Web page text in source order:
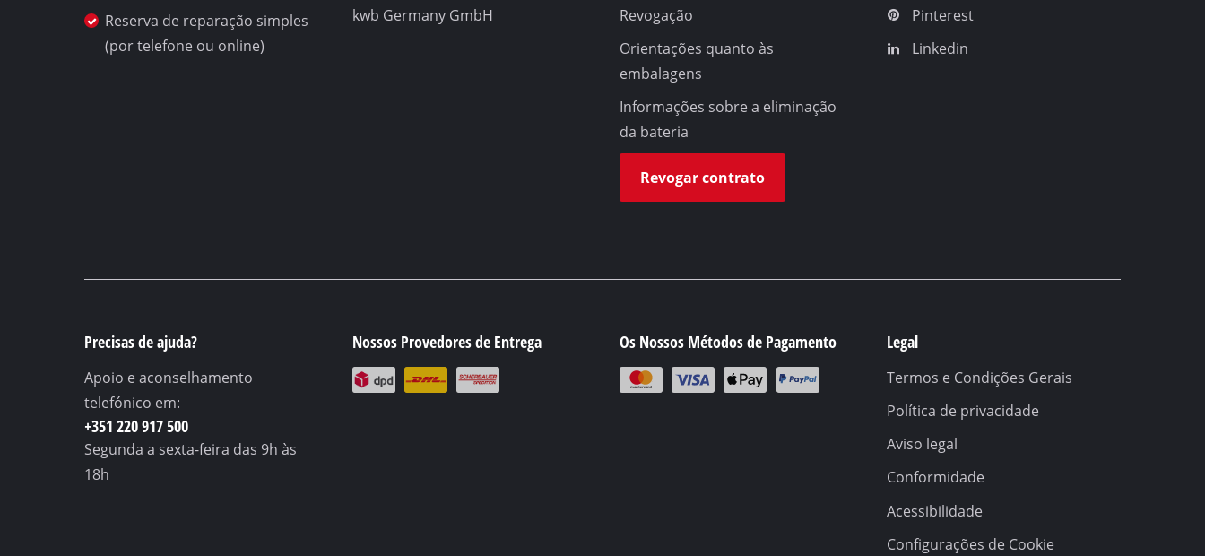
Reserva de reparação simples
(por telefone ou online)
kwb Germany GmbH
Revogação
Orientações quanto às
embalagens
Informações sobre a eliminação
da bateria
Revogar contrato
Pinterest
Linkedin
Precisas de ajuda?
Apoio e aconselhamento
telefónico em:
+351 220 917 500
Segunda a sexta-feira das 9h às
18h
Nossos Provedores de Entrega Os Nossos Métodos de Pagamento Legal
Termos e Condições Gerais
Política de privacidade
Aviso legal
Conformidade
Acessibilidade
Configurações de Cookie